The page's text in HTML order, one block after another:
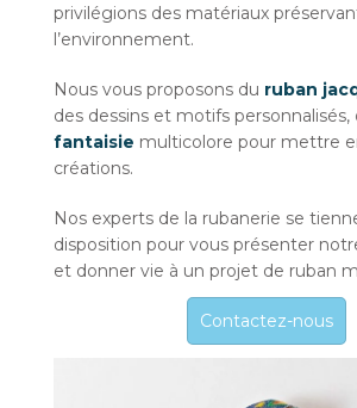
privilégions des matériaux
l’environnement.
Nous vous proposons du ruban
des dessins et motifs personnalisés,
fantaisie multicolore pour mettre
créations.
Nos experts de la rubanerie se
disposition pour vous présenter
et donner vie à un projet de ruban
Contactez-nous